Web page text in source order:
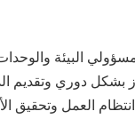
البيئة
بشكل دوري وتقديم
العمل وتحقيق